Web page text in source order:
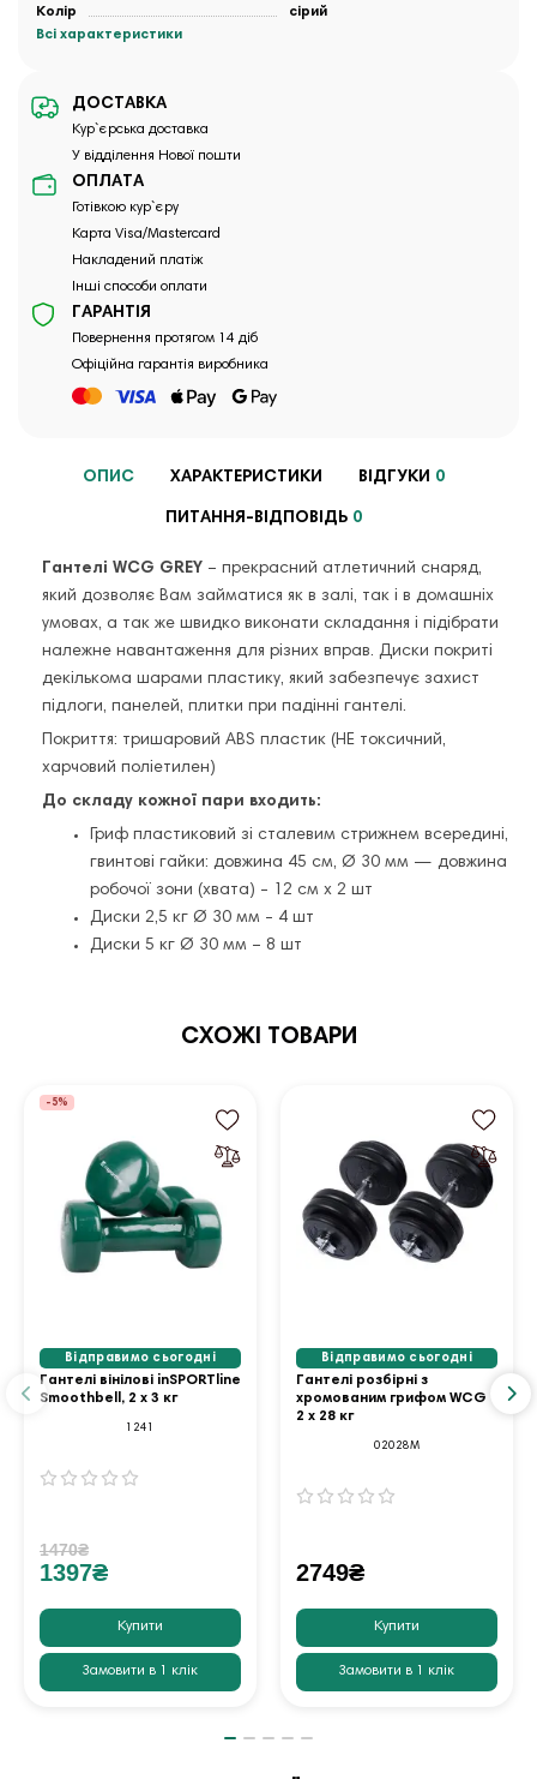
Колір
сірий
Всі характеристики
ДОСТАВКА
Кур`єрська доставка
У відділення Нової пошти
ОПЛАТА
Готівкою кур`єру
Карта Visa/Mastercard
Накладений платіж
Інші способи оплати
ГАРАНТІЯ
Повернення протягом 14 діб
Офіційна гарантія виробника
ОПИС ХАРАКТЕРИСТИКИ ВІДГУКИ 0
ПИТАННЯ-ВІДПОВІДЬ 0
Гантелі WCG GREY – прекрасний атлетичний снаряд,
який дозволяє Вам займатися як в залі, так і в домашніх
умовах, а так же швидко виконати складання і підібрати
належне навантаження для різних вправ. Диски покриті
декількома шарами пластику, який забезпечує захист
підлоги, панелей, плитки при падінні гантелі.
Покриття: тришаровий АВЅ пластик (НЕ токсичний,
харчовий поліетилен)
До складу кожної пари входить:
Гриф пластиковий зі сталевим стрижнем всередині,
гвинтові гайки: довжина 45 см, Ø 30 мм — довжина
робочої зони (хвата) - 12 см х 2 шт
Диски 2,5 кг Ø 30 мм - 4 шт
Диски 5 кг Ø 30 мм – 8 шт
СХОЖІ ТОВАРИ
-5%
Відправимо сьогодні
Гантелі вінілові inSPORTline
Smoothbell, 2 x 3 кг
1241
1470₴
1397₴
Купити
Замовити в 1 клік
Відправимо сьогодні
Гантелі розбірні з
хромованим грифом WCG
2 х 28 кг
02028M
2749₴
Купити
Замовити в 1 клік